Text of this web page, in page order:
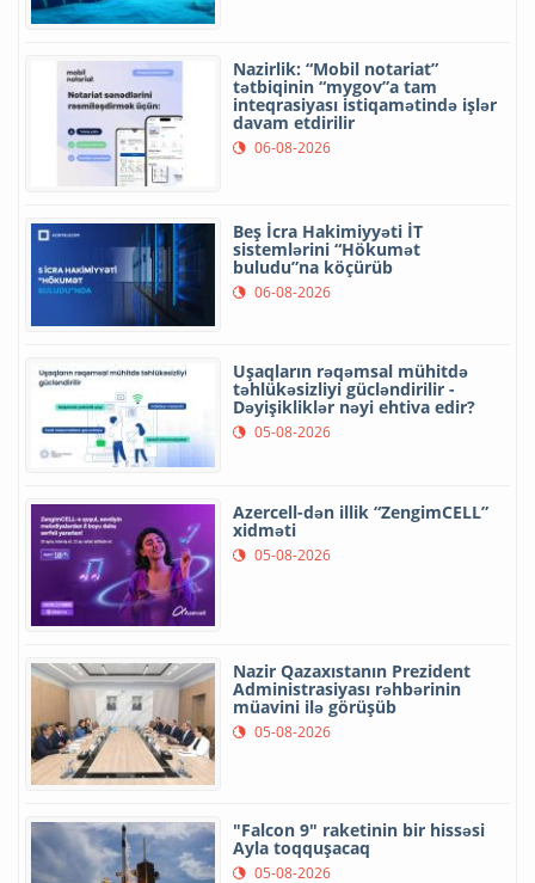
Nazirlik: “Mobil notariat”
tətbiqinin “mygov”a tam
inteqrasiyası istiqamətində işlər
davam etdirilir
06-08-2026
Beş İcra Hakimiyyəti İT
sistemlərini “Hökumət
buludu”na köçürüb
06-08-2026
Uşaqların rəqəmsal mühitdə
təhlükəsizliyi gücləndirilir -
Dəyişikliklər nəyi ehtiva edir?
05-08-2026
Azercell-dən illik “ZengimCELL”
xidməti
05-08-2026
Nazir Qazaxıstanın Prezident
Administrasiyası rəhbərinin
müavini ilə görüşüb
05-08-2026
"Falcon 9" raketinin bir hissəsi
Ayla toqquşacaq
05-08-2026